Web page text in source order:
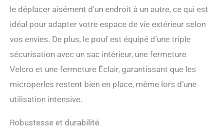
le déplacer aisément d’un endroit à un autre, ce qui est
idéal pour adapter votre espace de vie extérieur selon
vos envies. De plus, le pouf est équipé d’une triple
sécurisation avec un sac intérieur, une fermeture
Velcro et une fermeture Éclair, garantissant que les
microperles restent bien en place, même lors d’une
utilisation intensive.
Robustesse et durabilité